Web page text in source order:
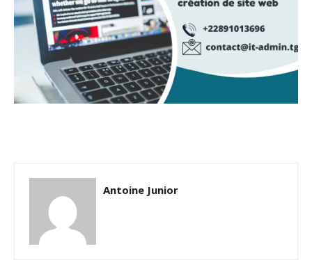
Antoine Junior